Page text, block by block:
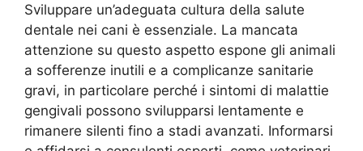
Sviluppare un’adeguata cultura della salute
dentale nei cani è essenziale. La mancata
attenzione su questo aspetto espone gli animali
a sofferenze inutili e a complicanze sanitarie
gravi, in particolare perché i sintomi di malattie
gengivali possono svilupparsi lentamente e
rimanere silenti fino a stadi avanzati. Informarsi